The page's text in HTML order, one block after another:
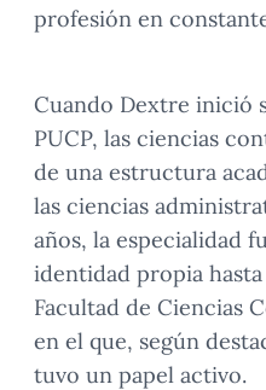
profesión en
Cuando Dextre inició
PUCP, las ciencias
de una estructura
las ciencias
años, la especialidad
identidad propia
Facultad de Ciencias
en el que, según
tuvo un papel activo.